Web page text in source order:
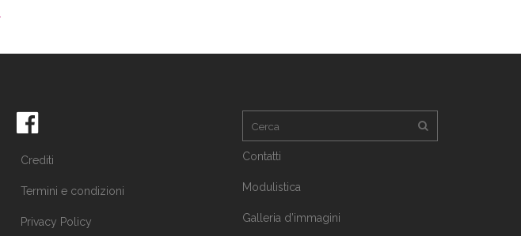
Crediti
Termini e condizioni
Privacy Policy
Contatti
Modulistica
Galleria d’immagini